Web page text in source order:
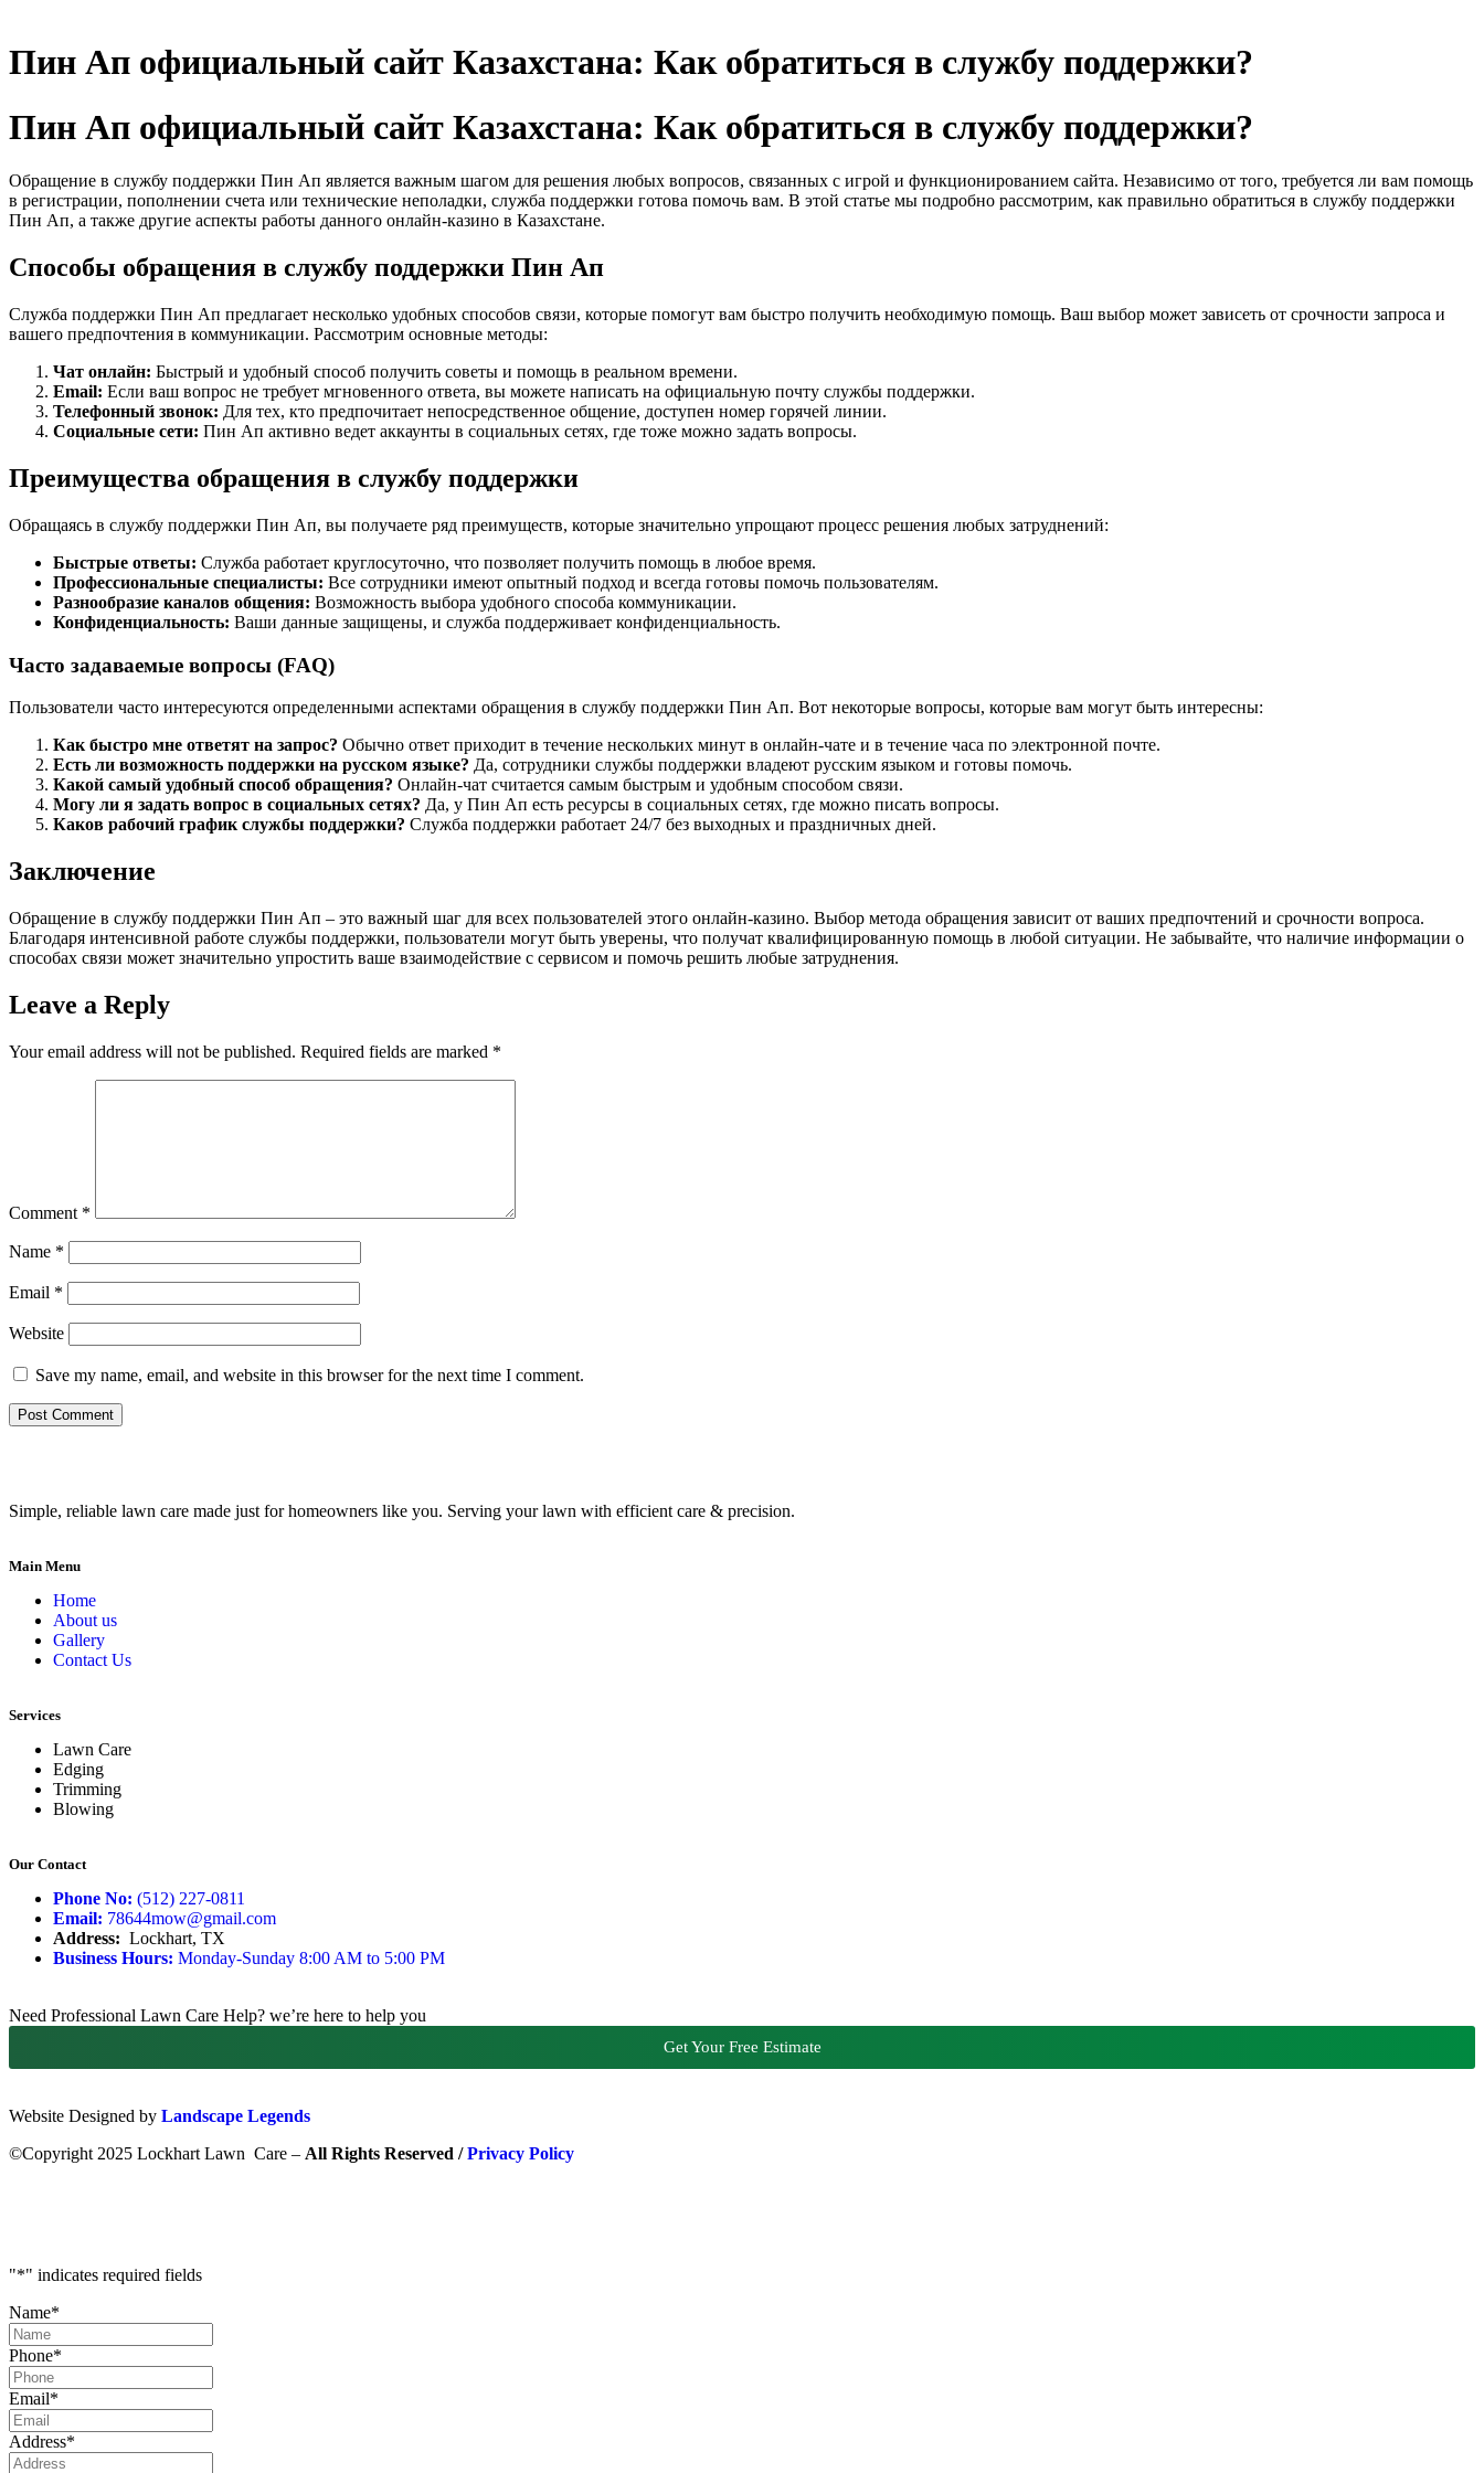
Пин Ап официальный сайт Казахстана: Как обратиться в службу поддержки?
Пин Ап официальный сайт Казахстана: Как обратиться в службу поддержки?
Обращение в службу поддержки Пин Ап является важным шагом для решения любых вопросов, связанных с игрой и функционированием сайта. Независимо от того, требуется ли вам помощь
в регистрации, пополнении счета или технические неполадки, служба поддержки готова помочь вам. В этой статье мы подробно рассмотрим, как правильно обратиться в службу поддержки
Пин Ап, а также другие аспекты работы данного онлайн-казино в Казахстане.
Способы обращения в службу поддержки Пин Ап
Служба поддержки Пин Ап предлагает несколько удобных способов связи, которые помогут вам быстро получить необходимую помощь. Ваш выбор может зависеть от срочности запроса и
вашего предпочтения в коммуникации. Рассмотрим основные методы:
Чат онлайн: Быстрый и удобный способ получить советы и помощь в реальном времени.
Email: Если ваш вопрос не требует мгновенного ответа, вы можете написать на официальную почту службы поддержки.
Телефонный звонок: Для тех, кто предпочитает непосредственное общение, доступен номер горячей линии.
Социальные сети: Пин Ап активно ведет аккаунты в социальных сетях, где тоже можно задать вопросы.
Преимущества обращения в службу поддержки
Обращаясь в службу поддержки Пин Ап, вы получаете ряд преимуществ, которые значительно упрощают процесс решения любых затруднений:
Быстрые ответы: Служба работает круглосуточно, что позволяет получить помощь в любое время.
Профессиональные специалисты: Все сотрудники имеют опытный подход и всегда готовы помочь пользователям.
Разнообразие каналов общения: Возможность выбора удобного способа коммуникации.
Конфиденциальность: Ваши данные защищены, и служба поддерживает конфиденциальность.
Часто задаваемые вопросы (FAQ)
Пользователи часто интересуются определенными аспектами обращения в службу поддержки Пин Ап. Вот некоторые вопросы, которые вам могут быть интересны:
Как быстро мне ответят на запрос? Обычно ответ приходит в течение нескольких минут в онлайн-чате и в течение часа по электронной почте.
Есть ли возможность поддержки на русском языке? Да, сотрудники службы поддержки владеют русским языком и готовы помочь.
Какой самый удобный способ обращения? Онлайн-чат считается самым быстрым и удобным способом связи.
Могу ли я задать вопрос в социальных сетях? Да, у Пин Ап есть ресурсы в социальных сетях, где можно писать вопросы.
Каков рабочий график службы поддержки? Служба поддержки работает 24/7 без выходных и праздничных дней.
Заключение
Обращение в службу поддержки Пин Ап – это важный шаг для всех пользователей этого онлайн-казино. Выбор метода обращения зависит от ваших предпочтений и срочности вопроса.
Благодаря интенсивной работе службы поддержки, пользователи могут быть уверены, что получат квалифицированную помощь в любой ситуации. Не забывайте, что наличие информации о
способах связи может значительно упростить ваше взаимодействие с сервисом и помочь решить любые затруднения.
Leave a Reply
Your email address will not be published. Required fields are marked *
Comment *
Name *
Email *
Website
Save my name, email, and website in this browser for the next time I comment.
Simple, reliable lawn care made just for homeowners like you. Serving your lawn with efficient care & precision.
Main Menu
Home
About us
Gallery
Contact Us
Services
Lawn Care
Edging
Trimming
Blowing
Our Contact
Phone No: (512) 227-0811
Email: 78644mow@gmail.com
Address: Lockhart, TX
Business Hours: Monday-Sunday 8:00 AM to 5:00 PM
Need Professional Lawn Care Help? we’re here to help you
Get Your Free Estimate
Website Designed by Landscape Legends
©Copyright 2025 Lockhart Lawn Care – All Rights Reserved /Privacy Policy
"*" indicates required fields
Name*
Phone*
Email*
Address*